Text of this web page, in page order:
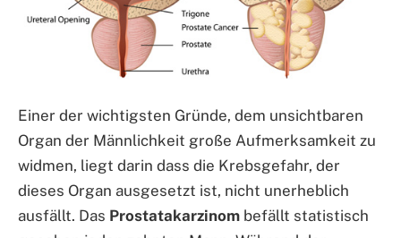
Einer der wichtigsten Gründe, dem unsichtbaren
Organ der Männlichkeit große Aufmerksamkeit zu
widmen, liegt darin dass die Krebsgefahr, der
dieses Organ ausgesetzt ist, nicht unerheblich
ausfällt. Das Prostatakarzinom befällt statistisch